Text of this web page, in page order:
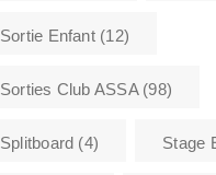
Sortie Enfant(12)
Sorties Club ASSA(98)
Splitboard (4) Stage